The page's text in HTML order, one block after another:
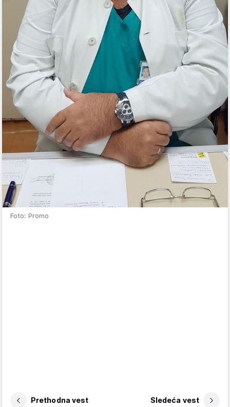
Foto: Promo
Prethodna vest Sledeća vest